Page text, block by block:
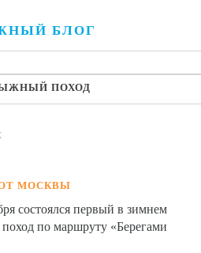
БЛОГ
ПОХОД
МОСКВЫ
состоялся первый в зимнем
по маршруту «Берегами